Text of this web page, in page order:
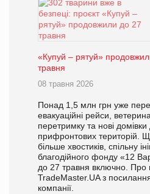
«Купуй – рятуй»
травня
08 травня 2026
Понад 1,5 млн грн уже
евакуаційні рейси,
перетримку та нові домівки
прифронтових територій.
більше хвостиків, спільну
благодійного фонду «12
до 27 травня включно. Про
TradeMaster.UA з
компанії.